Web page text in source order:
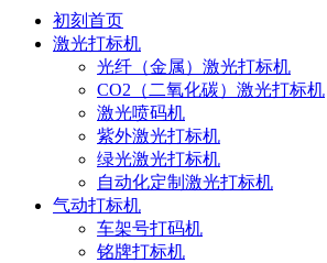
初刻首页
激光打标机
光纤（金属）激光打标机
CO2（二氧化碳）激光打标机
激光喷码机
紫外激光打标机
绿光激光打标机
自动化定制激光打标机
气动打标机
车架号打码机
铭牌打标机